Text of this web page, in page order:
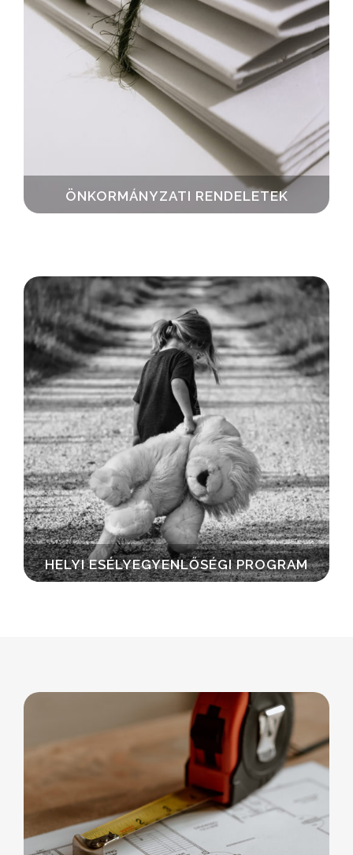
ÖNKORMÁNYZATI RENDELETEK
HELYI ESÉLYEGYENLŐSÉGI PROGRAM